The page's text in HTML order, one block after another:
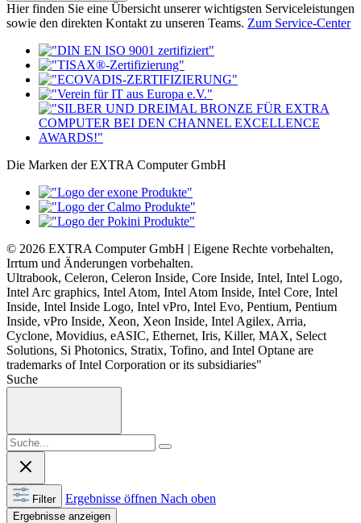
Hier finden Sie eine Übersicht unserer wichtigsten Serviceleistungen
sowie den direkten Kontakt zu unseren Teams. Zum Service-Center
Die Marken der EXTRA Computer GmbH
© 2026 EXTRA Computer GmbH | Eigene Rechte vorbehalten,
Irrtum und Änderungen vorbehalten.
Ultrabook, Celeron, Celeron Inside, Core Inside, Intel, Intel Logo,
Intel Arc graphics, Intel Atom, Intel Atom Inside, Intel Core, Intel
Inside, Intel Inside Logo, Intel vPro, Intel Evo, Pentium, Pentium
Inside, vPro Inside, Xeon, Xeon Inside, Intel Agilex, Arria,
Cyclone, Movidius, eASIC, Ethernet, Iris, Killer, MAX, Select
Solutions, Si Photonics, Stratix, Tofino, and Intel Optane are
trademarks of Intel Corporation or its subsidiaries"
Suche
Filter Ergebnisse öffnen Nach oben
Ergebnisse anzeigen